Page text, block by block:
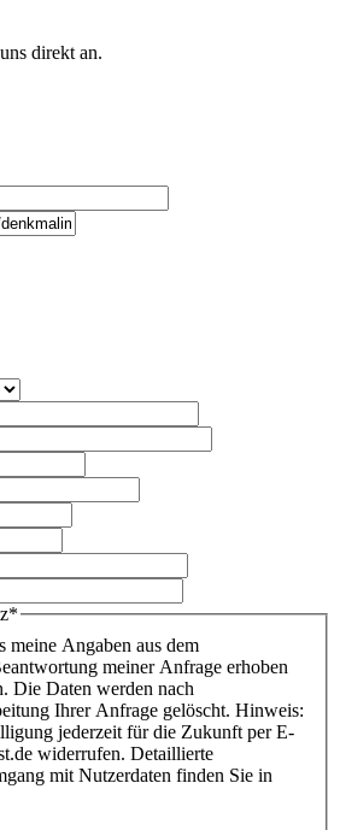
direkt an.
*
meine Angaben aus dem
meiner Anfrage erhoben
Die Daten werden nach
Ihrer Anfrage gelöscht. Hinweis:
jederzeit für die Zukunft per E-
widerrufen. Detaillierte
mit Nutzerdaten finden Sie in